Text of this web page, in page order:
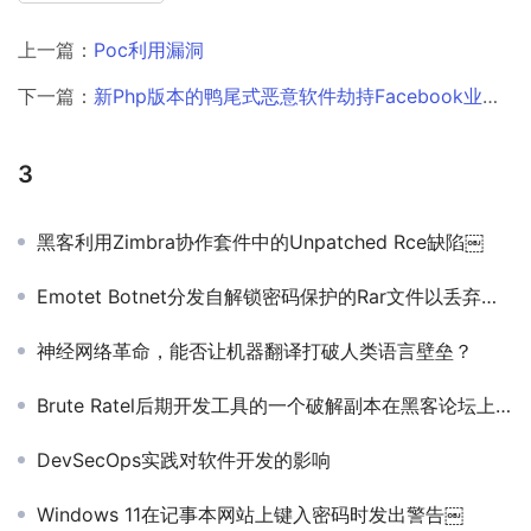
上一篇： Poc利用漏洞
下一篇： 新Php版本的鸭尾式恶意软件劫持Facebook业务帐户
3
黑客利用Zimbra协作套件中的Unpatched Rce缺陷￼
Emotet Botnet分发自解锁密码保护的Rar文件以丢弃恶意软件
神经网络革命，能否让机器翻译打破人类语言壁垒？
Brute Ratel后期开发工具的一个破解副本在黑客论坛上泄露￼
DevSecOps实践对软件开发的影响
Windows 11在记事本网站上键入密码时发出警告￼